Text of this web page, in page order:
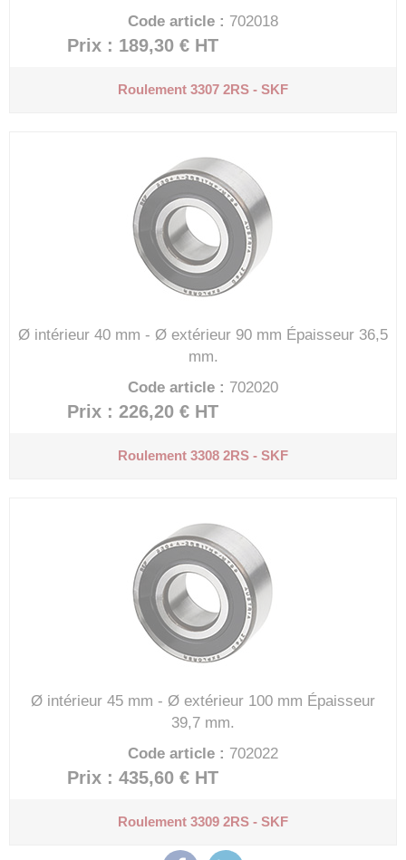
Code article : 702018
Prix : 189,30 € HT
Roulement 3307 2RS - SKF
Ø intérieur 40 mm - Ø extérieur 90 mm Épaisseur 36,5
mm.
Code article : 702020
Prix : 226,20 € HT
Roulement 3308 2RS - SKF
Ø intérieur 45 mm - Ø extérieur 100 mm Épaisseur
39,7 mm.
Code article : 702022
Prix : 435,60 € HT
Roulement 3309 2RS - SKF